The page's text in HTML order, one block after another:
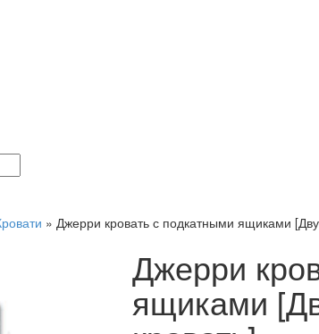
» Джерри кровать с подкатными ящиками
Джерри
ящиками